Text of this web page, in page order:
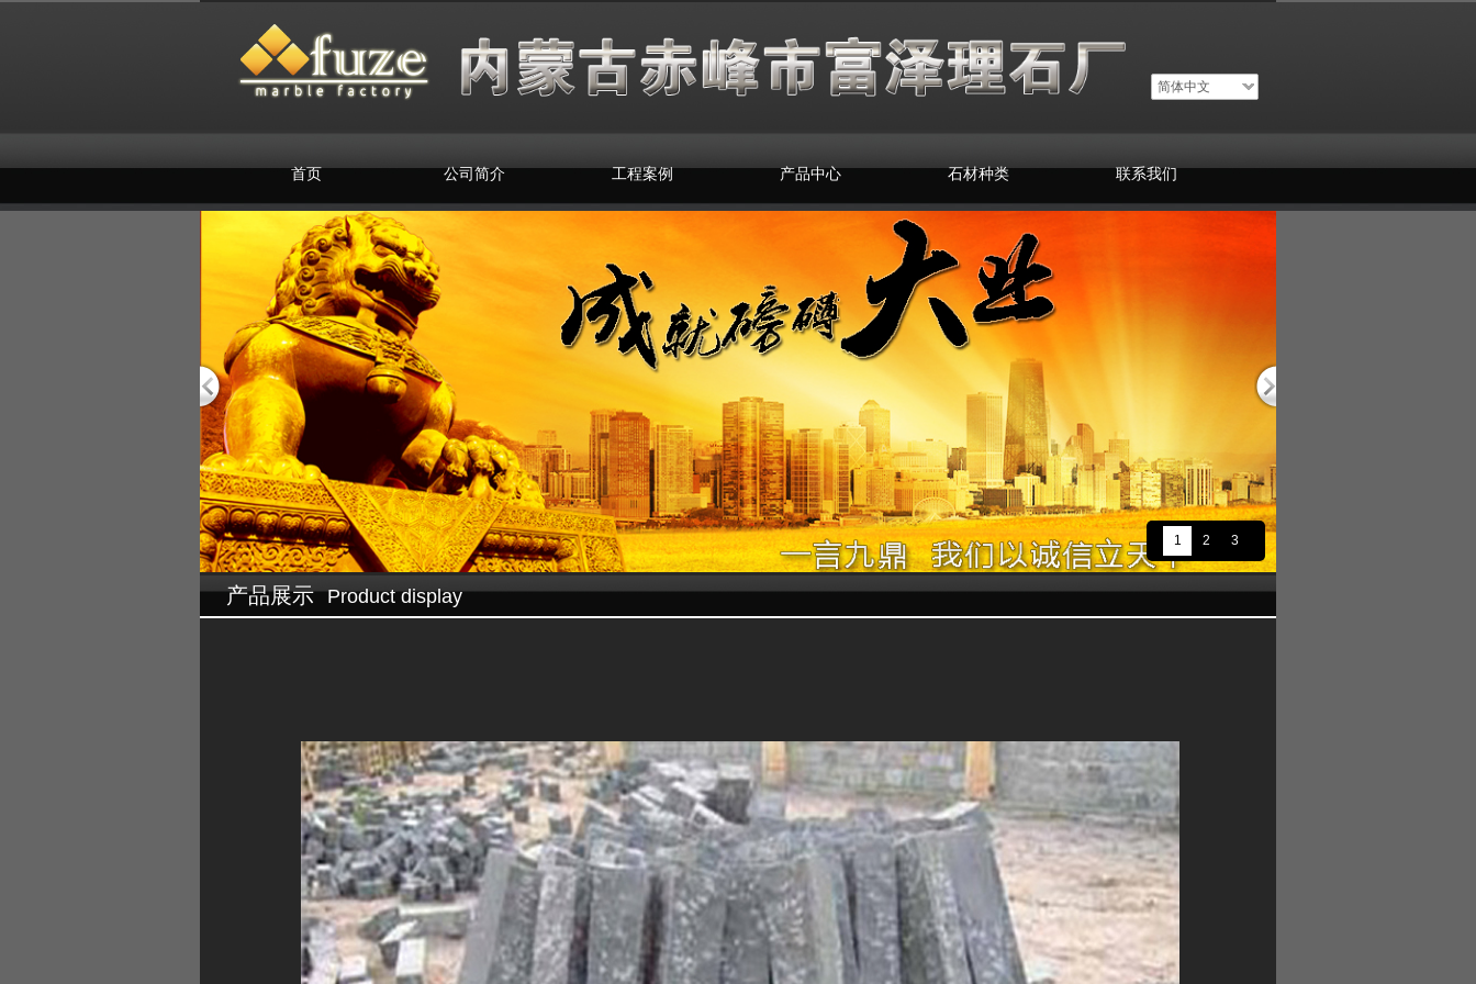
简体中文
首页 公司简介 工程案例 产品中心 石材种类 联系我们
设为首页 ☆ 加入收藏
产品展示 Product display